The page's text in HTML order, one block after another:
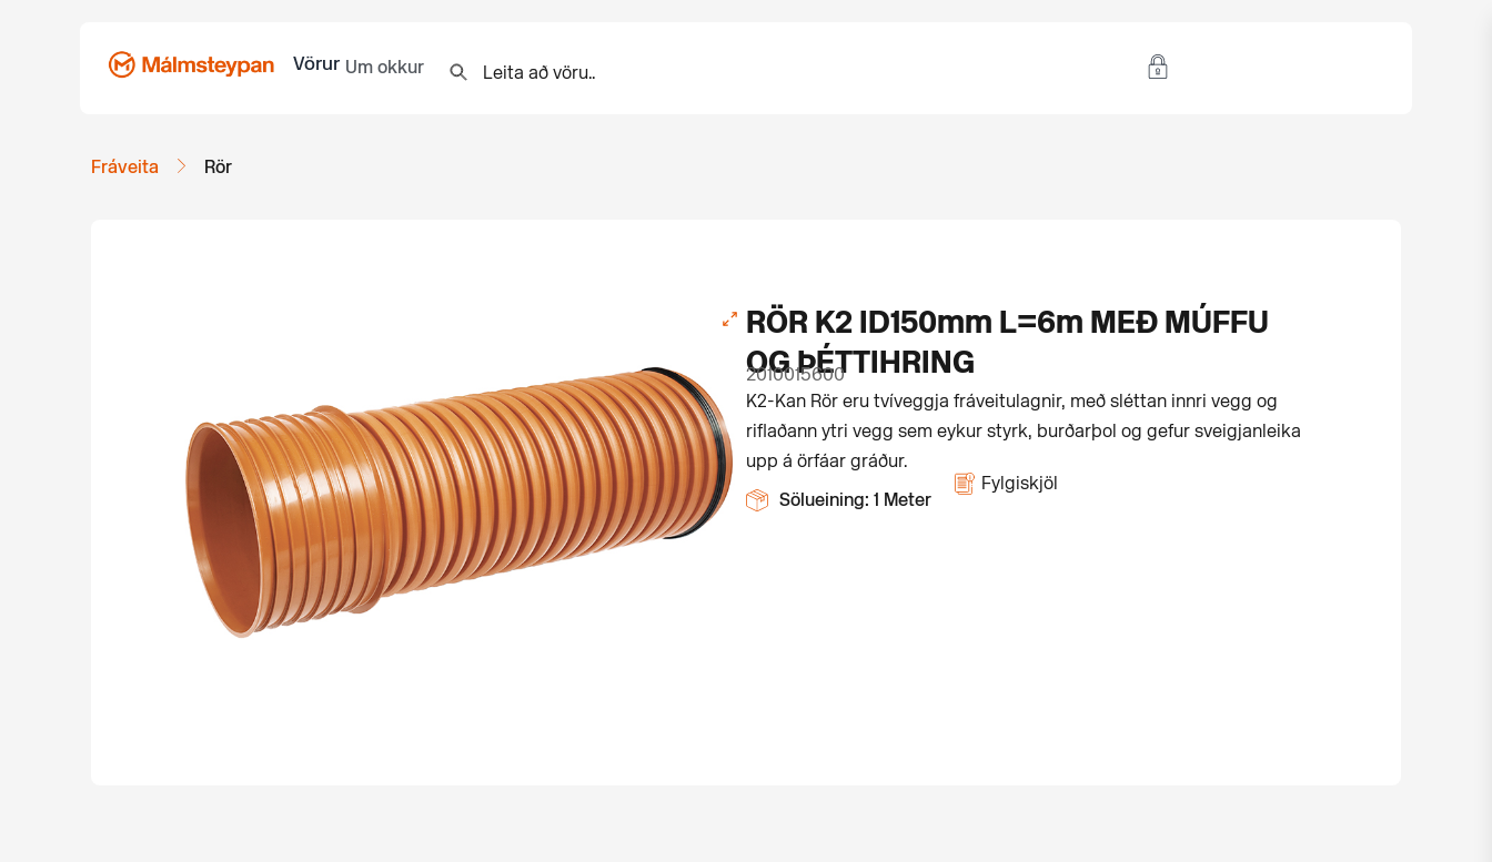
Vörur Um okkur
Fráveita Rör
RÖR K2 ID150mm L=6m MEÐ MÚFFU
OG ÞÉTTIHRING
2010015600
K2-Kan Rör eru tvíveggja fráveitulagnir, með sléttan innri vegg og
riflaðann ytri vegg sem eykur styrk, burðarþol og gefur sveigjanleika
upp á örfáar gráður.
Sölueining: 1 Meter
Fylgiskjöl